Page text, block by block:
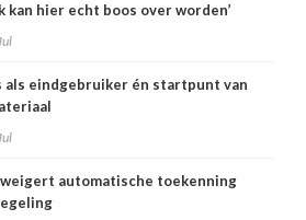
kan hier echt boos over worden’
als eindgebruiker én startpunt van
automatische toekenning